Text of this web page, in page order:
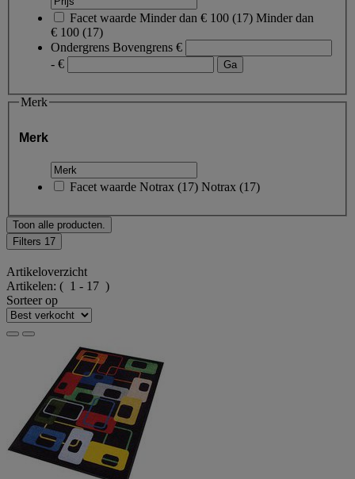
Facet waarde Minder dan € 100 (17) Minder dan
€ 100 (17)
Ondergrens Bovengrens €
- €
Merk
Merk
Facet waarde Notrax (17) Notrax (17)
Toon alle producten.
Filters 17
Artikeloverzicht
Artikelen: ( 1 - 17 )
Sorteer op